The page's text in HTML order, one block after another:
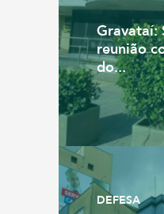
Gravataí:
reunião
do...
DEFESA